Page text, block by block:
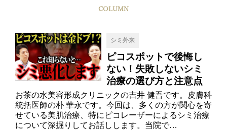
COLUMN
シミ外来
ピコスポットで後悔し
ない！失敗しないシミ
治療の選び方と注意点
お茶の水美容形成クリニックの吉井 健吾です。皮膚科
統括医師の朴 華永です。今回は、多くの方が関心を寄
せている美肌治療、特にピコレーザーによるシミ治療
について深掘りしてお話しします。当院で…